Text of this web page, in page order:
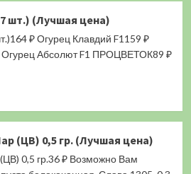
шт.) (Лучшая цена)
₽ Огурец Клавдий F1159 ₽
Огурец Абсолют F1 ПРОЦВЕТОК89 ₽
(ЦВ) 0,5 гр. (Лучшая цена)
0,5 гр.36 ₽ Возможно Вам